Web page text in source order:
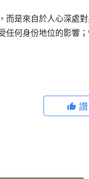
而是來自於人心深
任何身份地位的影響
讚